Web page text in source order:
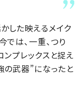
した映えるメイク
では、一重、つり
ンプレックスと捉え
の武器”になったと